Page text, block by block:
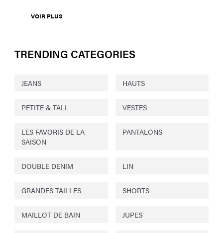
VOIR PLUS
TRENDING CATEGORIES
JEANS HAUTS
PETITE & TALL VESTES
LES FAVORIS DE LA
SAISON
PANTALONS
DOUBLE DENIM LIN
GRANDES TAILLES SHORTS
MAILLOT DE BAIN JUPES